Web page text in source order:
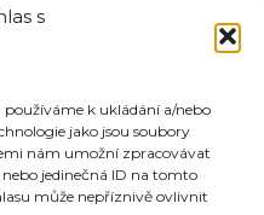
s
k ukládání a/nebo
jako jsou soubory
nám umožní zpracovávat
jedinečná ID na tomto
může nepříznivě ovlivnit